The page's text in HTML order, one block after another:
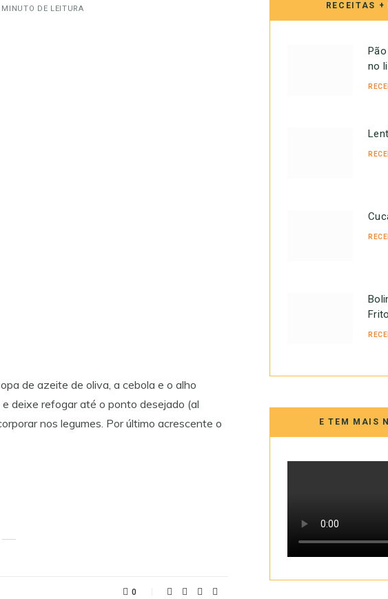
MINUTO DE LEITURA
de azeite de oliva, a cebola e o alho
deixe refogar até o ponto desejado (al
nos legumes. Por último acrescente o
0
RECEITAS +
no
Frito
E TEM MAIS